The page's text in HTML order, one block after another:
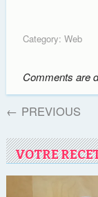
très beaux
emploi qui
Category: Web
Comments are
← PREVIOUS
VOTRE